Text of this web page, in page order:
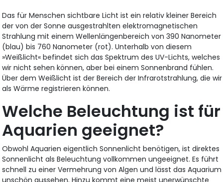
Das für Menschen sichtbare Licht ist ein relativ kleiner Bereich
der von der Sonne ausgestrahlten elektromagnetischen
Strahlung mit einem Wellenlängenbereich von 390 Nanometer
(blau) bis 760 Nanometer (rot). Unterhalb von diesem
»Weißlicht« befindet sich das Spektrum des UV-Lichts, welches
wir nicht sehen können, aber bei einem Sonnenbrand fühlen.
Über dem Weißlicht ist der Bereich der Infrarotstrahlung, die wir
als Wärme registrieren können.
Welche Beleuchtung ist für
Aquarien geeignet?
Obwohl Aquarien eigentlich Sonnenlicht benötigen, ist direktes
Sonnenlicht als Beleuchtung vollkommen ungeeignet. Es führt
schnell zu einer Vermehrung von Algen und lässt das Aquarium
unschön aussehen. Hinzu kommt eine meist unerwünschte